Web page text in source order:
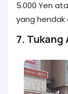
5.000 Yen
yang hendak
7. Tukang